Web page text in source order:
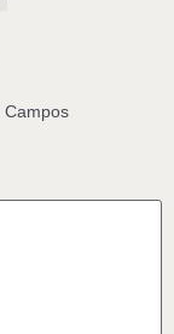
Campos